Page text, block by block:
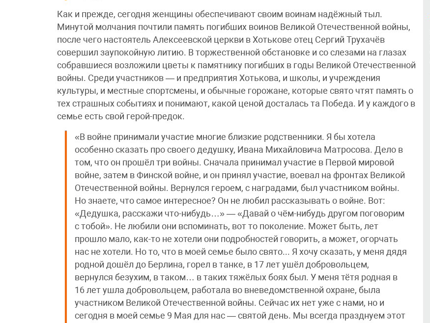
Как и прежде, сегодня женщины обеспечивают своим воинам надёжный тыл.
Минутой молчания почтили память погибших воинов Великой Отечественной войны,
после чего настоятель Алексеевской церкви в Хотькове отец Сергий Трухачёв
совершил заупокойную литию. В торжественной обстановке и со слезами на глазах
собравшиеся возложили цветы к памятнику погибших в годы Великой Отечественной
войны. Среди участников — и предприятия Хотькова, и школы, и учреждения
культуры, и местные спортсмены, и обычные горожане, которые свято чтят память о
тех страшных событиях и понимают, какой ценой досталась та Победа. И у каждого в
семье есть свой герой-предок.
«В войне принимали участие многие близкие родственники. Я бы хотела
особенно сказать про своего дедушку, Ивана Михайловича Матросова. Дело в
том, что он прошёл три войны. Сначала принимал участие в Первой мировой
войне, затем в Финской войне, и он принял участие, воевал на фронтах Великой
Отечественной войны. Вернулся героем, с наградами, был участником войны.
Но знаете, что самое интересное? Он не любил рассказывать о войне. Вот:
«Дедушка, расскажи что-нибудь…» — «Давай о чём-нибудь другом поговорим
с тобой». Не любили они вспоминать, вот то поколение. Может быть, лет
прошло мало, как-то не хотели они подробностей говорить, а может, огорчать
нас не хотели. Но то, что в моей семье было свято... Я хочу сказать, у меня дядя
родной дошёл до Берлина, горел в танке, в 17 лет ушёл добровольцем,
вернулся безухим, в таком… в таких тяжёлых боях был. У меня тётя родная в
16 лет ушла добровольцем, работала во вневедомственной охране, была
участником Великой Отечественной войны. Сейчас их нет уже с нами, но и
сегодня в моей семье 9 Мая для нас — святой день. Мы всегда празднуем этот